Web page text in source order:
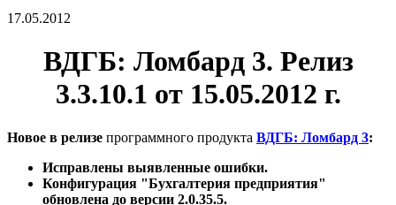
17.05.2012
ВДГБ: Ломбард 3. Релиз
3.3.10.1 от 15.05.2012 г.
Новое в релизе программного продукта ВДГБ: Ломбард 3:
Исправлены выявленные ошибки.
Конфигурация "Бухгалтерия предприятия"
обновлена до версии 2.0.35.5.